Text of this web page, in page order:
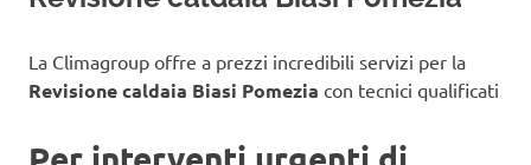
La Climagroup offre a prezzi incredibili servizi per la
Revisione caldaia Biasi Pomezia con tecnici qualificati